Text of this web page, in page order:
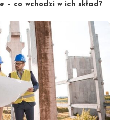
– co wchodzi w ich skład?